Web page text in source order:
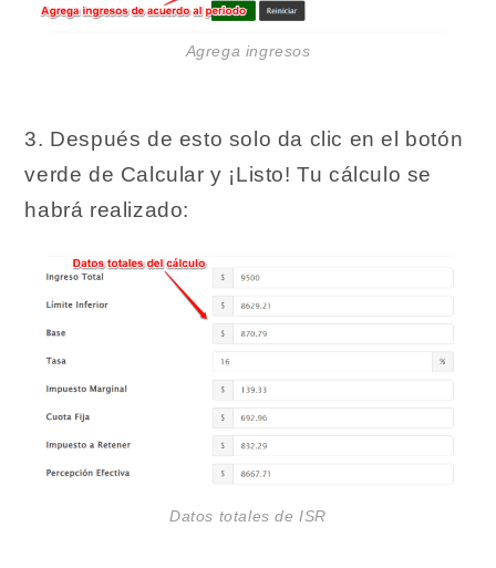
Agrega ingresos
3. Después de esto solo da clic en el botón
verde de Calcular y ¡Listo! Tu cálculo se
habrá realizado:
Datos totales de ISR